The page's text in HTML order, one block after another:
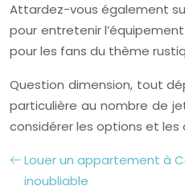
Attardez-vous également
pour entretenir
pour les fans du thème
Question dimension, tout
particulière au nombre de
considérer les options et les
Louer un appartement à
inoubliable